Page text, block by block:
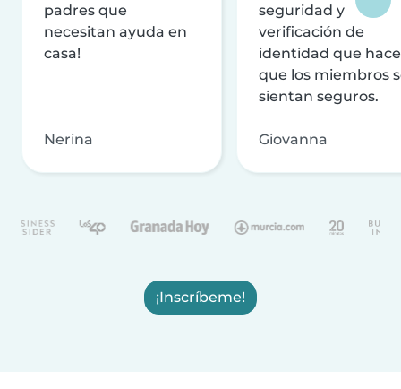
padres que
necesitan ayuda en
casa!
Nerina
seguridad y
verificación de
identidad que
que los miembros
sientan seguros.
Giovanna
¡Inscríbeme!